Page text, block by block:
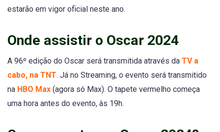
estarão em vigor oficial neste ano.
Onde assistir o Oscar 2024
A 96º edição do Oscar será transmitida através da TV a
cabo, na TNT. Já no Streaming, o evento será transmitido
na HBO Max (agora só Max). O tapete vermelho começa
uma hora antes do evento, às 19h.